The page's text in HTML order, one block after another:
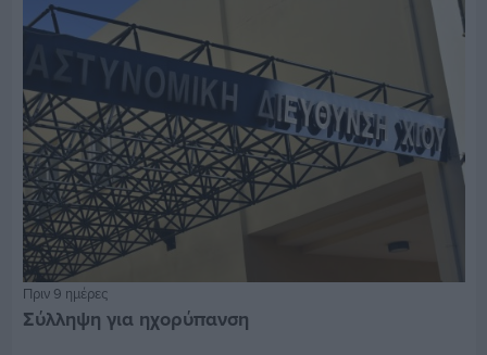
Πριν 9 ημέρες
Σύλληψη για ηχορύπανση